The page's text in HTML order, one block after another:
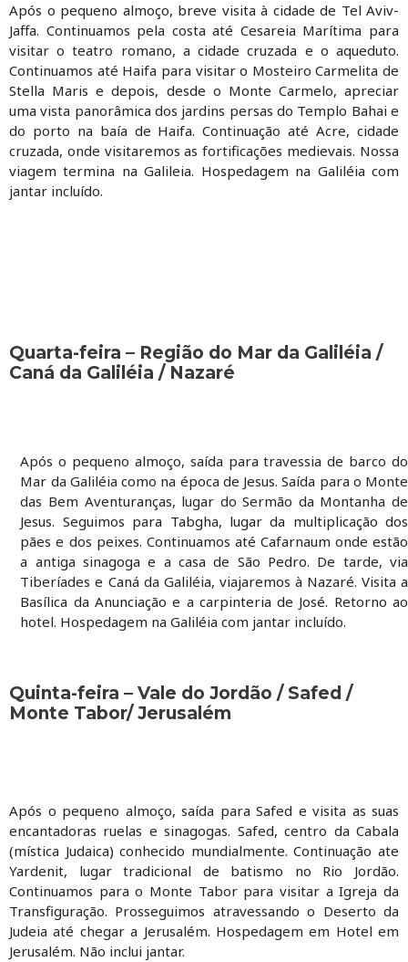
Após o pequeno almoço, breve visita à cidade de Tel Aviv-
Jaffa. Continuamos pela costa até Cesareia Marítima para
visitar o teatro romano, a cidade cruzada e o aqueduto.
Continuamos até Haifa para visitar o Mosteiro Carmelita de
Stella Maris e depois, desde o Monte Carmelo, apreciar
uma vista panorâmica dos jardins persas do Templo Bahai e
do porto na baía de Haifa. Continuação até Acre, cidade
cruzada, onde visitaremos as fortificações medievais. Nossa
viagem termina na Galileia. Hospedagem na Galiléia com
jantar incluído.
Quarta-feira – Região do Mar da Galiléia /
Caná da Galiléia / Nazaré
Após o pequeno almoço, saída para travessia de barco do
Mar da Galiléia como na época de Jesus. Saída para o Monte
das Bem Aventuranças, lugar do Sermão da Montanha de
Jesus. Seguimos para Tabgha, lugar da multiplicação dos
pães e dos peixes. Continuamos até Cafarnaum onde estão
a antiga sinagoga e a casa de São Pedro. De tarde, via
Tiberíades e Caná da Galiléia, viajaremos à Nazaré. Visita a
Basílica da Anunciação e a carpinteria de José. Retorno ao
hotel. Hospedagem na Galiléia com jantar incluído.
Quinta-feira – Vale do Jordão / Safed /
Monte Tabor/ Jerusalém
Após o pequeno almoço, saída para Safed e visita as suas
encantadoras ruelas e sinagogas. Safed, centro da Cabala
(mística Judaica) conhecido mundialmente. Continuação ate
Yardenit, lugar tradicional de batismo no Rio Jordão.
Continuamos para o Monte Tabor para visitar a Igreja da
Transfiguração. Prosseguimos atravessando o Deserto da
Judeia até chegar a Jerusalém. Hospedagem em Hotel em
Jerusalém. Não inclui jantar.